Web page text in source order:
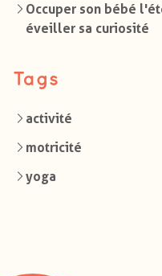
Occuper son bébé
éveiller sa curiosité
Tags
activité
motricité
yoga